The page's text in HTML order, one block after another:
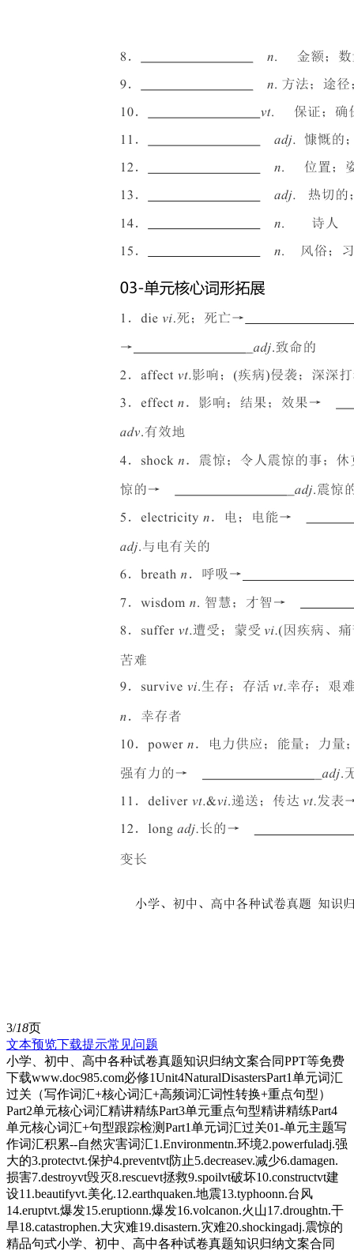
3/18页
文本预览下载提示常见问题
小学、初中、高中各种试卷真题知识归纳文案合同PPT等免费
下载www.doc985.com必修1Unit4NaturalDisastersPart1单元词汇
过关（写作词汇+核心词汇+高频词汇词性转换+重点句型）
Part2单元核心词汇精讲精练Part3单元重点句型精讲精练Part4
单元核心词汇+句型跟踪检测Part1单元词汇过关01-单元主题写
作词汇积累--自然灾害词汇1.Environmentn.环境2.powerfuladj.强
大的3.protectvt.保护4.preventvt防止5.decreasev.减少6.damagen.
损害7.destroyvt毁灭8.rescuevt拯救9.spoilvt破坏10.constructvt建
设11.beautifyvt.美化.12.earthquaken.地震13.typhoonn.台风
14.eruptvt.爆发15.eruptionn.爆发16.volcanon.火山17.droughtn.干
旱18.catastrophen.大灾难19.disastern.灾难20.shockingadj.震惊的
精品句式小学、初中、高中各种试卷真题知识归纳文案合同